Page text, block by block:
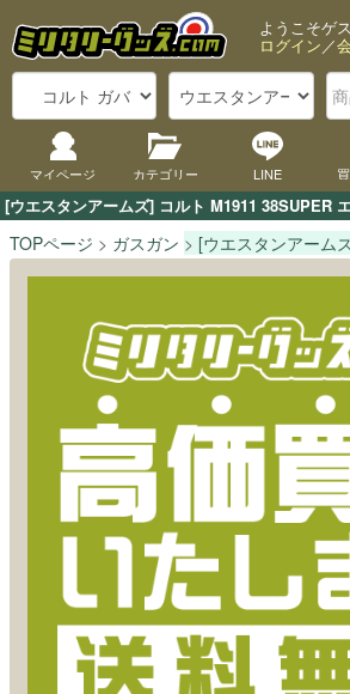
[ウエスタンアームズ] コルト M1911 38SUPER
ようこそゲ
ログイン／
マイページ カテゴリー LINE
TOPページ ガスガン [ウエスタンアーム